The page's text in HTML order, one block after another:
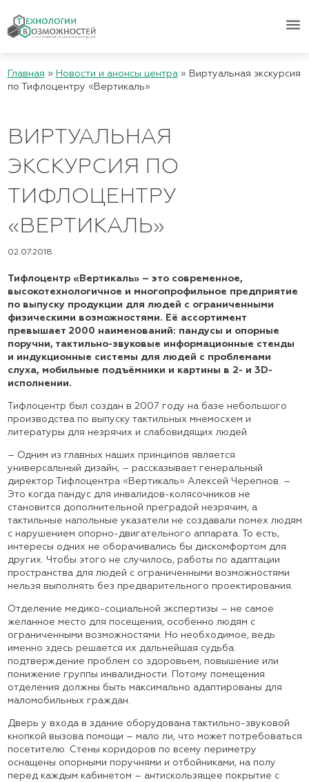
menu
Главная » Новости и анонсы центра» Виртуальная экскурсия
по Тифлоцентру «Вертикаль»
ВИРТУАЛЬНАЯ
ЭКСКУРСИЯ ПО
ТИФЛОЦЕНТРУ
«ВЕРТИКАЛЬ»
02.07.2018
Тифлоцентр «Вертикаль» – это современное,
высокотехнологичное и многопрофильное предприятие
по выпуску продукции для людей с ограниченными
физическими возможностями. Её ассортимент
превышает 2000 наименований: пандусы и опорные
поручни, тактильно-звуковые информационные стенды
и индукционные системы для людей с проблемами
слуха, мобильные подъёмники и картины в 2- и 3D-
исполнении.
Тифлоцентр был создан в 2007 году на базе небольшого
производства по выпуску тактильных мнемосхем и
литературы для незрячих и слабовидящих людей.
– Одним из главных наших принципов является
универсальный дизайн, – рассказывает генеральный
директор Тифлоцентра «Вертикаль» Алексей Черепнов. –
Это когда пандус для инвалидов-колясочников не
становится дополнительной преградой незрячим, а
тактильные напольные указатели не создавали помех людям
с нарушением опорно-двигательного аппарата. То есть,
интересы одних не оборачивались бы дискомфортом для
других. Чтобы этого не случилось, работы по адаптации
пространства для людей с ограниченными возможностями
нельзя выполнять без предварительного проектирования.
Отделение медико-социальной экспертизы – не самое
желанное место для посещения, особенно людям с
ограниченными возможностями. Но необходимое, ведь
именно здесь решается их дальнейшая судьба:
подтверждение проблем со здоровьем, повышение или
понижение группы инвалидности. Потому помещения
отделения должны быть максимально адаптированы для
маломобильных граждан.
Дверь у входа в здание оборудована тактильно-звуковой
кнопкой вызова помощи – мало ли, что может потребоваться
посетителю. Стены коридоров по всему периметру
оснащены опорными поручнями и отбойниками, на полу
перед каждым кабинетом – антискользящее покрытие с